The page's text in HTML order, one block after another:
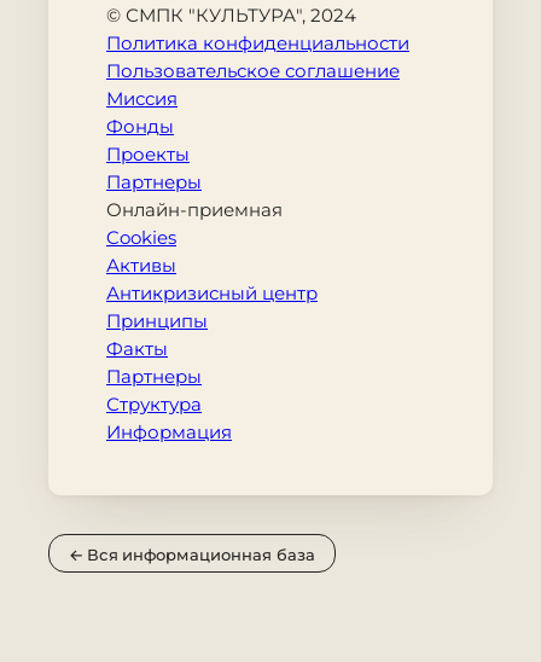
© СМПК "КУЛЬТУРА", 2024
Политика конфиденциальности
Пользовательское соглашение
Миссия
Фонды
Проекты
Партнеры
Онлайн-приемная
Cookies
Активы
Антикризисный центр
Принципы
Факты
Партнеры
Структура
Информация
← Вся информационная база